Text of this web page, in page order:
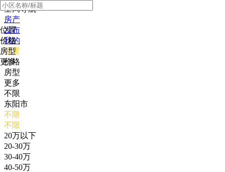
全局导航
房产
发布
我的
位置
价格
房型
更多
位置
价格
房型
更多
不限
东阳市
不限
不限
20万以下
20-30万
30-40万
40-50万